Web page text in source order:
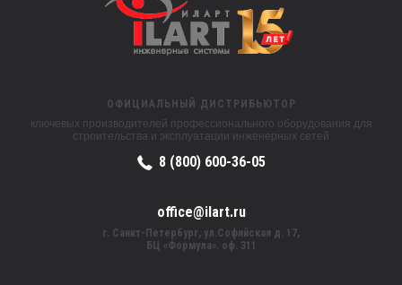
ОФИЦИАЛЬНЫЙ ДИСТРИБЬЮТОР
ключевых производителей профессионального оборудования для
строительства и эксплуатации инженерных сетей
8 (800) 600-36-05
office@ilart.ru
г. Санкт-Петербург, ул.Софийская д. 17,
БЦ «Формула». оф. 311